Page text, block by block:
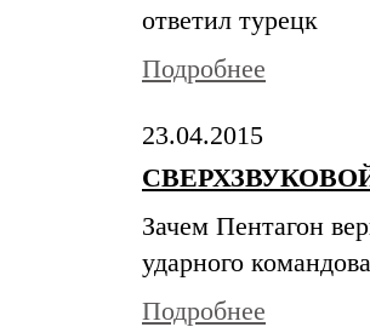
ответил турецк
Подробнее
23.04.2015
Зачем Пентагон
ударного
Подробнее